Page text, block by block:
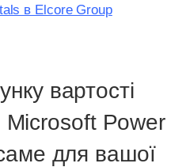
в Elcore Group
вартості
Power
для вашої